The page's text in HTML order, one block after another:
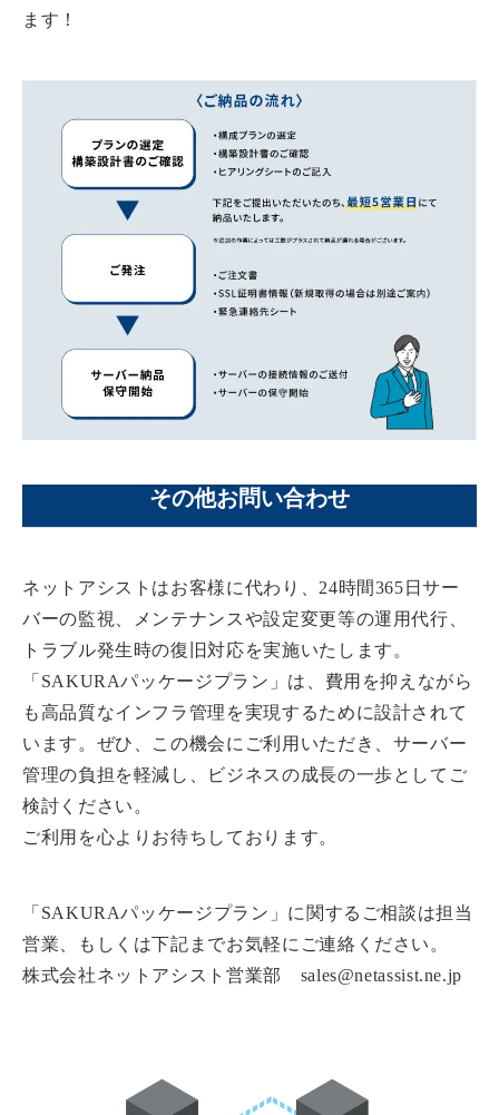
ます！
その他お問い合わせ
ネットアシストはお客様に代わり、24時間365日サー
バーの監視、メンテナンスや設定変更等の運用代行、
トラブル発生時の復旧対応を実施いたします。
「SAKURAパッケージプラン」は、費用を抑えながら
も高品質なインフラ管理を実現するために設計されて
います。ぜひ、この機会にご利用いただき、サーバー
管理の負担を軽減し、ビジネスの成長の一歩としてご
検討ください。
ご利用を心よりお待ちしております。
「SAKURAパッケージプラン」に関するご相談は担当
営業、もしくは下記までお気軽にご連絡ください。
株式会社ネットアシスト営業部 sales@netassist.ne.jp